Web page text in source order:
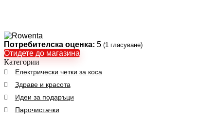
Потребителска оценка: 5 (1 гласуване)
Отидете до магазина
Категории
Електрически четки за коса
Здраве и красота
Идеи за подаръци
Парочистачки